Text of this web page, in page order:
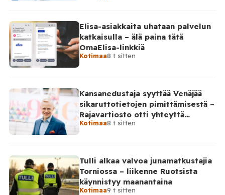
Elisa-asiakkaita uhataan palvelun
katkaisulla – älä paina tätä
OmaElisa-linkkiä
Kotimaa8 t sitten
Kansanedustaja syyttää Venäjää
sikaruttotietojen pimittämisestä –
Rajavartiosto otti yhteyttä
Venäjälle
Kotimaa8 t sitten
Tulli alkaa valvoa junamatkustajia
Torniossa – liikenne Ruotsista
käynnistyy maanantaina
Kotimaa9 t sitten